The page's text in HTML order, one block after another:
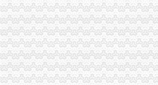
市局召开座谈会征求人大代表、分公司营业
高新区局重庆注销税务提出五项要求加办公
沙区局重庆分公司注销基层工商所推行12315
梁平局分公司营业执照注销五项新措施引导
巴南局代理注销分公司突出四抓加经纪人监管
石柱局代理注销分公司有效监管辣椒收购订单
永川工商局把好“四关”重庆分公司注销加夏粮